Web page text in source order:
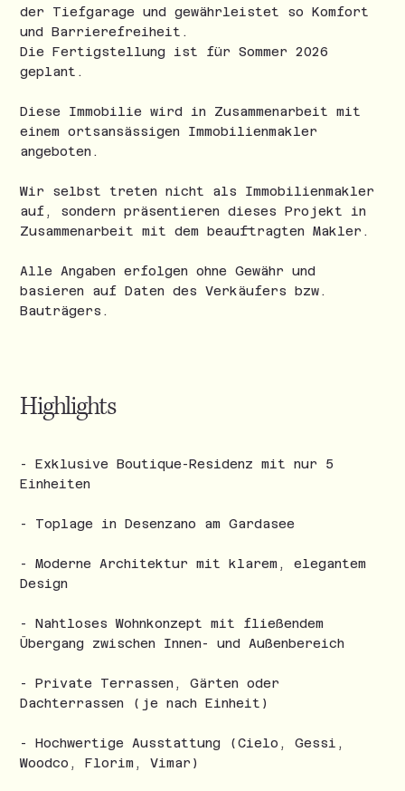
der Tiefgarage und gewährleistet so Komfort
und Barrierefreiheit.
Die Fertigstellung ist für Sommer 2026
geplant.
Diese Immobilie wird in Zusammenarbeit mit
einem ortsansässigen Immobilienmakler
angeboten.
Wir selbst treten nicht als Immobilienmakler
auf, sondern präsentieren dieses Projekt in
Zusammenarbeit mit dem beauftragten Makler.
Alle Angaben erfolgen ohne Gewähr und
basieren auf Daten des Verkäufers bzw.
Bauträgers.
Highlights
- Exklusive Boutique-Residenz mit nur 5
Einheiten
- Toplage in Desenzano am Gardasee
- Moderne Architektur mit klarem, elegantem
Design
- Nahtloses Wohnkonzept mit fließendem
Übergang zwischen Innen- und Außenbereich
- Private Terrassen, Gärten oder
Dachterrassen (je nach Einheit)
- Hochwertige Ausstattung (Cielo, Gessi,
Woodco, Florim, Vimar)